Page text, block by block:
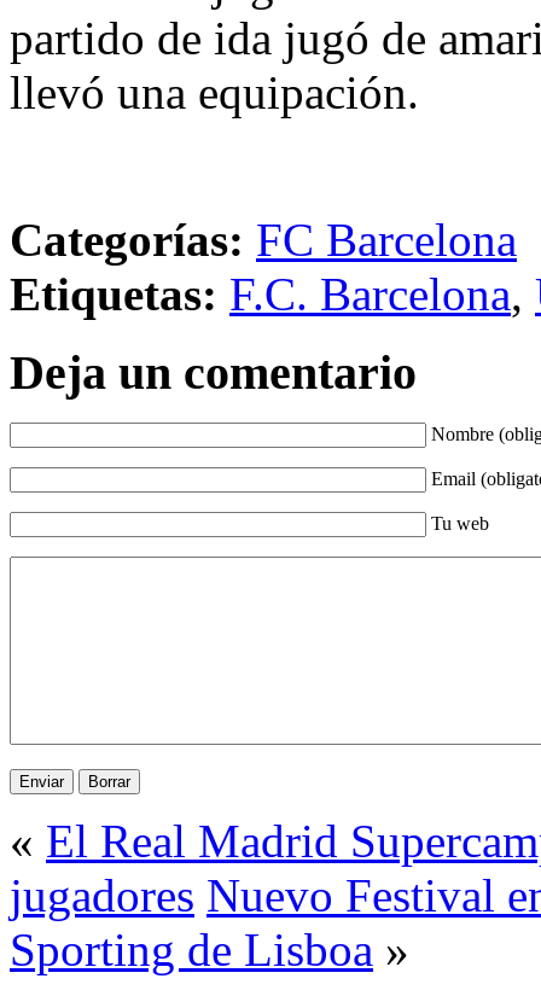
partido de ida jugó de
llevó una equipación.
Categorías: FC Barcelona
Etiquetas: F.C. Barcelona,
Deja un comentario
Nombre
Email
Tu web
« El Real Madrid
jugadores Nuevo Festival
Sporting de Lisboa »